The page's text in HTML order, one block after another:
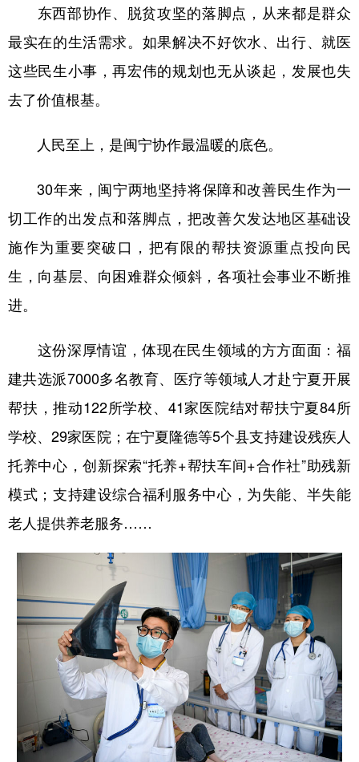
东西部协作、脱贫攻坚的落脚点，从来都是群众
最实在的生活需求。如果解决不好饮水、出行、就医
这些民生小事，再宏伟的规划也无从谈起，发展也失
去了价值根基。
人民至上，是闽宁协作最温暖的底色。
30年来，闽宁两地坚持将保障和改善民生作为一
切工作的出发点和落脚点，把改善欠发达地区基础设
施作为重要突破口，把有限的帮扶资源重点投向民
生，向基层、向困难群众倾斜，各项社会事业不断推
进。
这份深厚情谊，体现在民生领域的方方面面：福
建共选派7000多名教育、医疗等领域人才赴宁夏开展
帮扶，推动122所学校、41家医院结对帮扶宁夏84所
学校、29家医院；在宁夏隆德等5个县支持建设残疾人
托养中心，创新探索“托养+帮扶车间+合作社”助残新
模式；支持建设综合福利服务中心，为失能、半失能
老人提供养老服务……